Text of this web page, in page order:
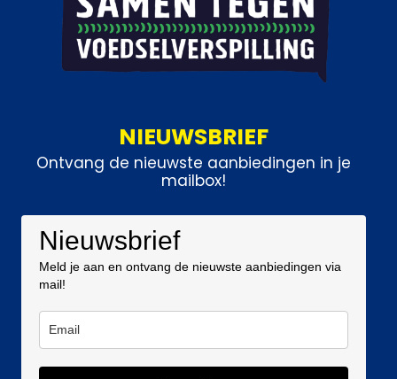
NIEUWSBRIEF
Ontvang de nieuwste aanbiedingen in je
mailbox!
Nieuwsbrief
Meld je aan en ontvang de nieuwste aanbiedingen via
mail!